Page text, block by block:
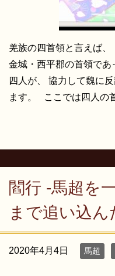
羌族の四首領と言えば
金城・西平郡の首領で
四人が、 協力して魏に
ます。 ここでは四人の
閻行 -馬超を
まで追い込ん
2020年4月4日 馬超